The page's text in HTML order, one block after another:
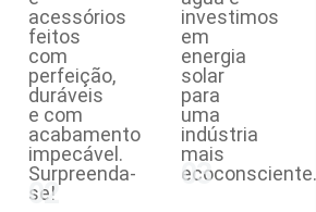
acessórios
feitos
com
perfeição,
duráveis
e com
acabamento
impecável.
Surpreenda-
se!
02
investimos
em
energia
solar
para
uma
indústria
mais
ecoconsciente.
03